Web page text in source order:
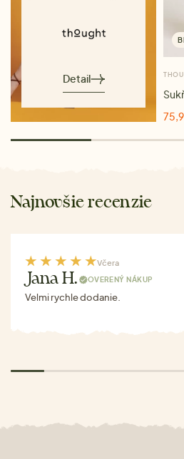
Detail
Najnovšie recenzie
Včera
Jana H. OVERENÝ NÁKUP
Velmi rychle dodanie.